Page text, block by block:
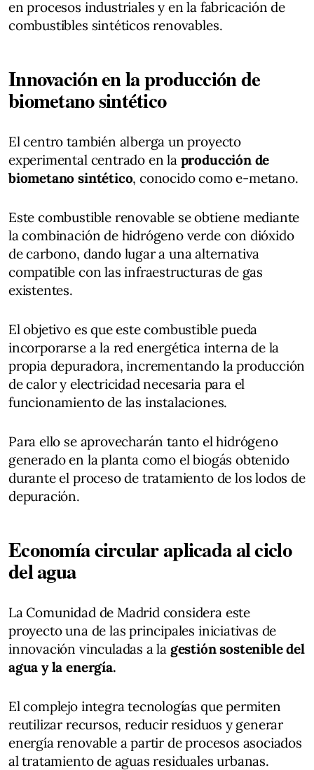
en procesos industriales y en la fabricación de
combustibles sintéticos renovables.
Innovación en la producción de
biometano sintético
El centro también alberga un proyecto
experimental centrado en la producción de
biometano sintético, conocido como e-metano.
Este combustible renovable se obtiene mediante
la combinación de hidrógeno verde con dióxido
de carbono, dando lugar a una alternativa
compatible con las infraestructuras de gas
existentes.
El objetivo es que este combustible pueda
incorporarse a la red energética interna de la
propia depuradora, incrementando la producción
de calor y electricidad necesaria para el
funcionamiento de las instalaciones.
Para ello se aprovecharán tanto el hidrógeno
generado en la planta como el biogás obtenido
durante el proceso de tratamiento de los lodos de
depuración.
Economía circular aplicada al ciclo
del agua
La Comunidad de Madrid considera este
proyecto una de las principales iniciativas de
innovación vinculadas a la gestión sostenible del
agua y la energía.
El complejo integra tecnologías que permiten
reutilizar recursos, reducir residuos y generar
energía renovable a partir de procesos asociados
al tratamiento de aguas residuales urbanas.